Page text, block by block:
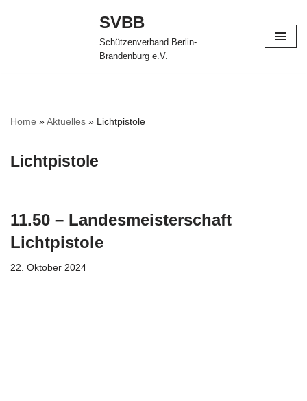
SVBB
Schützenverband Berlin-
Brandenburg e.V.
Home »Aktuelles » Lichtpistole
Lichtpistole
11.50 – Landesmeisterschaft
Lichtpistole
22. Oktober 2024